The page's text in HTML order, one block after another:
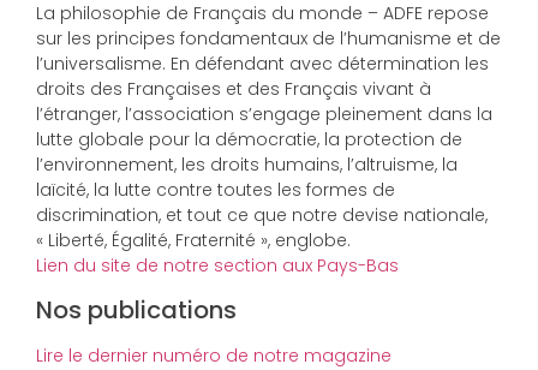
La philosophie de Français du monde – ADFE repose
sur les principes fondamentaux de l’humanisme et de
l’universalisme. En défendant avec détermination les
droits des Françaises et des Français vivant à
l’étranger, l’association s’engage pleinement dans la
lutte globale pour la démocratie, la protection de
l’environnement, les droits humains, l’altruisme, la
laïcité, la lutte contre toutes les formes de
discrimination, et tout ce que notre devise nationale,
« Liberté, Égalité, Fraternité », englobe.
Lien du site de notre section aux Pays-Bas
Nos publications
Lire le dernier numéro de notre magazine